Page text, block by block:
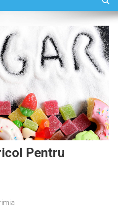
Pentru